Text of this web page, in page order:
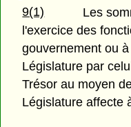
9(1)
Les
l'exercice des
gouvernement ou
Législature par
Trésor au moyen
Législature affecte